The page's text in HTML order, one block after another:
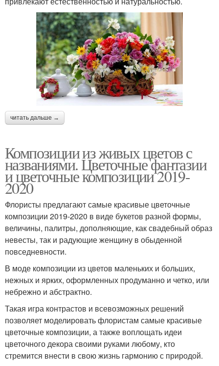
читать дальше →
Композиции из живых цветов с
названиями. Цветочные фантазии
и цветочные композиции 2019-
2020
Флористы предлагают самые красивые цветочные
композиции 2019-2020 в виде букетов разной формы,
величины, палитры, дополняющие, как свадебный образ
невесты, так и радующие женщину в обыденной
повседневности.
В моде композиции из цветов маленьких и больших,
нежных и ярких, оформленных продуманно и четко, или
небрежно и абстрактно.
Такая игра контрастов и всевозможных решений
позволяет моделировать флористам самые красивые
цветочные композиции, а также воплощать идеи
цветочного декора своими руками любому, кто
стремится внести в свою жизнь гармонию с природой.